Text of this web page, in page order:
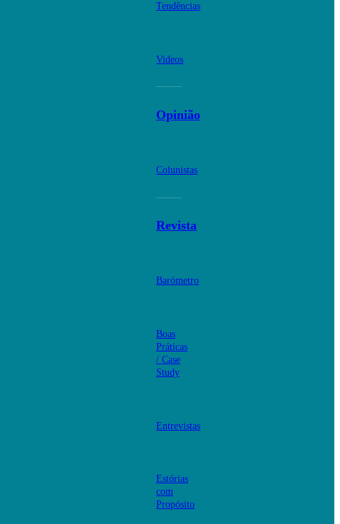
Tendências
Videos
Opinião
Colunistas
Revista
Barómetro
Boas
Práticas
/ Case
Study
Entrevistas
Estórias
com
Propósito